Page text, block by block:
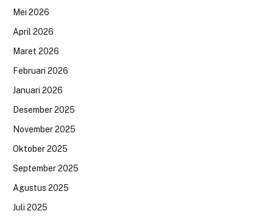
Mei 2026
April 2026
Maret 2026
Februari 2026
Januari 2026
Desember 2025
November 2025
Oktober 2025
September 2025
Agustus 2025
Juli 2025